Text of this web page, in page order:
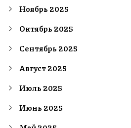
Ноябрь 2025
Октябрь 2025
Сентябрь 2025
Август 2025
Июль 2025
Июнь 2025